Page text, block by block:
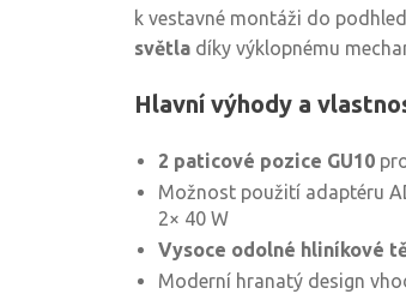
k vestavné montáži do
světla díky výklopnému
Hlavní výhody a
2 paticové pozice GU10
Možnost použití adaptéru
2× 40 W
Vysoce odolné hliníkové
Moderní hranatý design